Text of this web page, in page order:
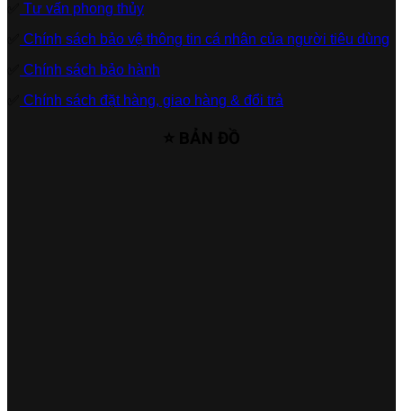
Tư vấn phong thủy
Chính sách bảo vệ thông tin cá nhân của người tiêu dùng
Chính sách bảo hành
Chính sách đặt hàng, giao hàng & đổi trả